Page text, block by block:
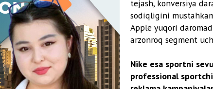
Rashidova Ozoda Bayramali
bilgan kompaniya marketingda
erishadi, mijoz ehtiyojlarini to‘liq
bozorda yetakchilikni qo‘lga kiritadi.